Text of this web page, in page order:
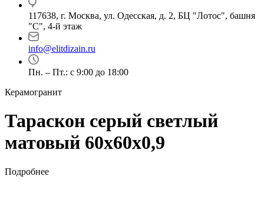
117638, г. Москва, ул. Одесская, д. 2, БЦ "Лотос", башня
"С", 4-й этаж
info@elitdizain.ru
Пн. – Пт.: с 9:00 до 18:00
Керамогранит
Тараскон серый светлый
матовый 60х60х0,9
Подробнее